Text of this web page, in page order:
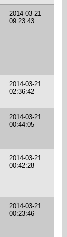
2014-03-21
09:23:43
2014-03-21
02:36:42
2014-03-21
00:44:05
2014-03-21
00:42:28
2014-03-21
00:23:46